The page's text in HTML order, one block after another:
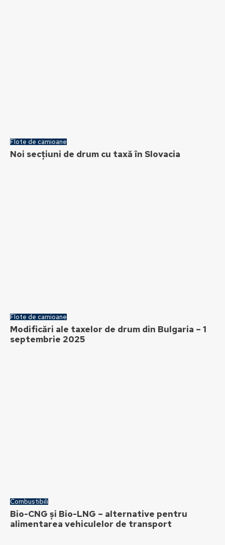
Flote de camioane
Noi secțiuni de drum cu taxă în Slovacia
Flote de camioane
Modificări ale taxelor de drum din Bulgaria – 1
septembrie 2025
Combustibili
Bio-CNG și Bio-LNG – alternative pentru
alimentarea vehiculelor de transport